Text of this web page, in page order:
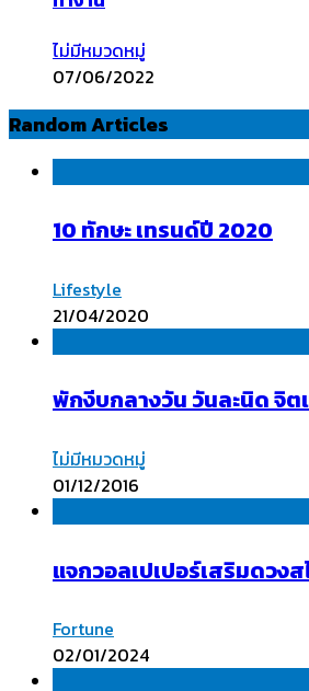
ไม่มีหมวดหมู่
07/06/2022
Random Articles
10 ทักษะ เทรนด์ปี 2020
Lifestyle
21/04/2020
พักงีบกลางวัน วันละนิด จิต
ไม่มีหมวดหมู่
01/12/2016
แจกวอลเปเปอร์เสริมดวง
Fortune
02/01/2024